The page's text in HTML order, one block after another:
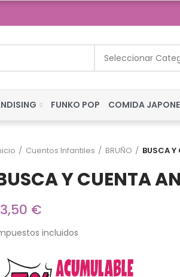
Seleccionar
FUNKO POP COMIDA
Cuentos Infantiles BRUÑO BUSCA Y
Y CUENTA
€
incluidos